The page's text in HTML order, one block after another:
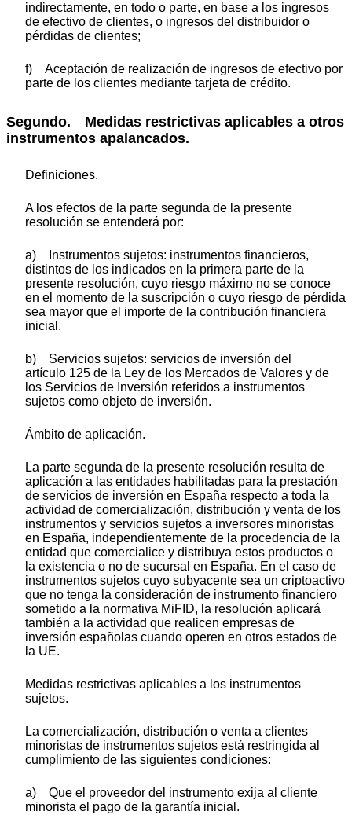
indirectamente, en todo o parte, en base a los ingresos
de efectivo de clientes, o ingresos del distribuidor o
pérdidas de clientes;
f) Aceptación de realización de ingresos de efectivo por
parte de los clientes mediante tarjeta de crédito.
Segundo. Medidas restrictivas aplicables a otros
instrumentos apalancados.
Definiciones.
A los efectos de la parte segunda de la presente
resolución se entenderá por:
a) Instrumentos sujetos: instrumentos financieros,
distintos de los indicados en la primera parte de la
presente resolución, cuyo riesgo máximo no se conoce
en el momento de la suscripción o cuyo riesgo de pérdida
sea mayor que el importe de la contribución financiera
inicial.
b) Servicios sujetos: servicios de inversión del
artículo 125 de la Ley de los Mercados de Valores y de
los Servicios de Inversión referidos a instrumentos
sujetos como objeto de inversión.
Ámbito de aplicación.
La parte segunda de la presente resolución resulta de
aplicación a las entidades habilitadas para la prestación
de servicios de inversión en España respecto a toda la
actividad de comercialización, distribución y venta de los
instrumentos y servicios sujetos a inversores minoristas
en España, independientemente de la procedencia de la
entidad que comercialice y distribuya estos productos o
la existencia o no de sucursal en España. En el caso de
instrumentos sujetos cuyo subyacente sea un criptoactivo
que no tenga la consideración de instrumento financiero
sometido a la normativa MiFID, la resolución aplicará
también a la actividad que realicen empresas de
inversión españolas cuando operen en otros estados de
la UE.
Medidas restrictivas aplicables a los instrumentos
sujetos.
La comercialización, distribución o venta a clientes
minoristas de instrumentos sujetos está restringida al
cumplimiento de las siguientes condiciones:
a) Que el proveedor del instrumento exija al cliente
minorista el pago de la garantía inicial.